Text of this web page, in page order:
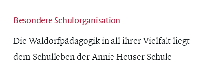
Besondere Schulorganisation
Die Waldorfpädagogik in all ihrer Vielfalt liegt
dem Schulleben der Annie Heuser Schule